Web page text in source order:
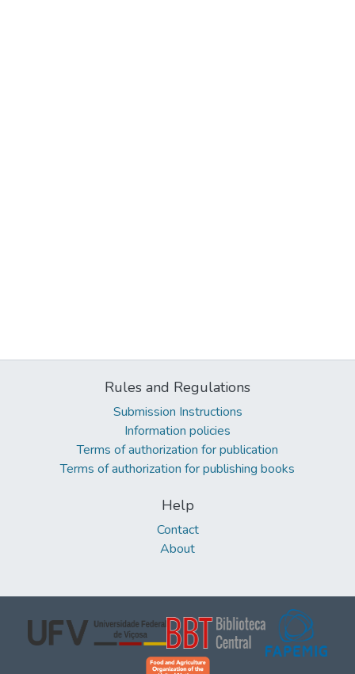
Rules and Regulations
Submission Instructions
Information policies
Terms of authorization for publication
Terms of authorization for publishing books
Help
Contact
About